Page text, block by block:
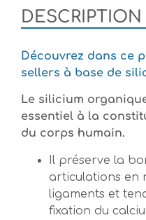
DESCRIPTION
Découvrez dans ce
sellers à base de
Le silicium
essentiel à la
du corps humain.
Il préserve la
articulations en
ligaments et
fixation du